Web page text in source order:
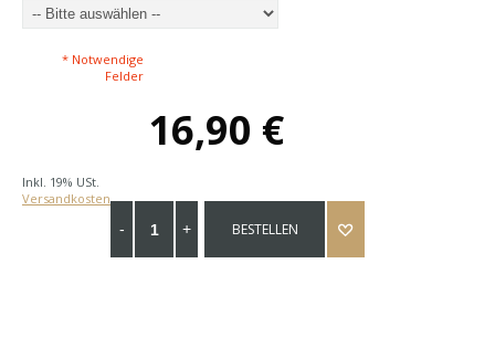
* Notwendige
Felder
16,90 €
Inkl. 19% USt.
Versandkosten
BESTELLEN